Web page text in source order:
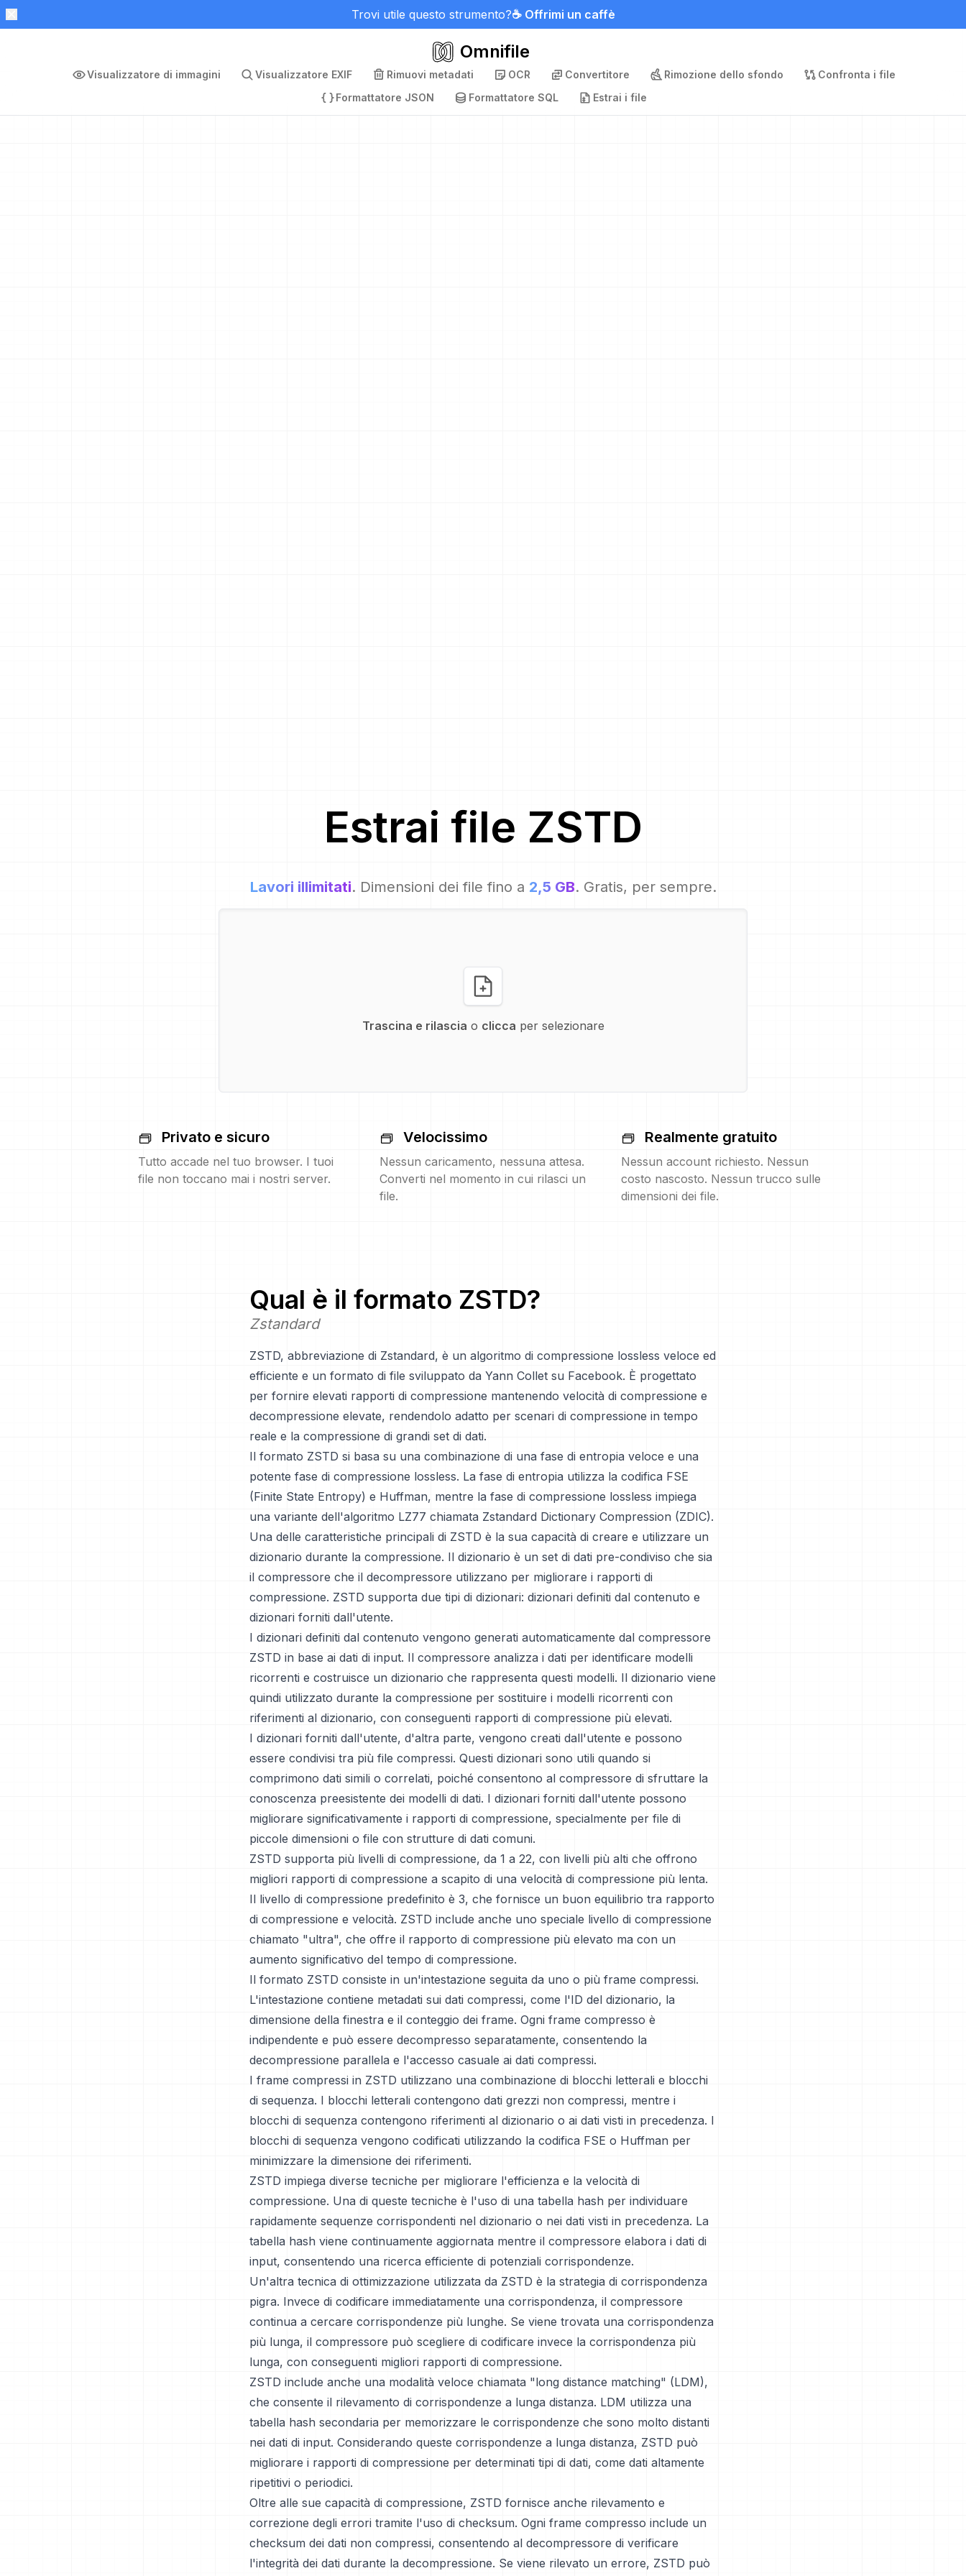
Trovi utile questo strumento?☕ Offrimi un caffè
Omnifile
Visualizzatore di immagini Visualizzatore EXIF Rimuovi metadati OCR Convertitore Rimozione dello sfondo
Confronta i file
Formattatore JSON
Formattatore SQL Estrai i file
Estrai file ZSTD
Lavori illimitati. Dimensioni dei file fino a 2,5 GB. Gratis, per sempre.
Trascina e rilascia o clicca per selezionare
Privato e sicuro
Tutto accade nel tuo browser. I tuoi
file non toccano mai i nostri server.
Velocissimo
Nessun caricamento, nessuna attesa.
Converti nel momento in cui rilasci un
file.
Realmente gratuito
Nessun account richiesto. Nessun
costo nascosto. Nessun trucco sulle
dimensioni dei file.
Qual è il formato ZSTD?
Zstandard
ZSTD, abbreviazione di Zstandard, è un algoritmo di compressione lossless veloce ed
efficiente e un formato di file sviluppato da Yann Collet su Facebook. È progettato
per fornire elevati rapporti di compressione mantenendo velocità di compressione e
decompressione elevate, rendendolo adatto per scenari di compressione in tempo
reale e la compressione di grandi set di dati.
Il formato ZSTD si basa su una combinazione di una fase di entropia veloce e una
potente fase di compressione lossless. La fase di entropia utilizza la codifica FSE
(Finite State Entropy) e Huffman, mentre la fase di compressione lossless impiega
una variante dell'algoritmo LZ77 chiamata Zstandard Dictionary Compression (ZDIC).
Una delle caratteristiche principali di ZSTD è la sua capacità di creare e utilizzare un
dizionario durante la compressione. Il dizionario è un set di dati pre-condiviso che sia
il compressore che il decompressore utilizzano per migliorare i rapporti di
compressione. ZSTD supporta due tipi di dizionari: dizionari definiti dal contenuto e
dizionari forniti dall'utente.
I dizionari definiti dal contenuto vengono generati automaticamente dal compressore
ZSTD in base ai dati di input. Il compressore analizza i dati per identificare modelli
ricorrenti e costruisce un dizionario che rappresenta questi modelli. Il dizionario viene
quindi utilizzato durante la compressione per sostituire i modelli ricorrenti con
riferimenti al dizionario, con conseguenti rapporti di compressione più elevati.
I dizionari forniti dall'utente, d'altra parte, vengono creati dall'utente e possono
essere condivisi tra più file compressi. Questi dizionari sono utili quando si
comprimono dati simili o correlati, poiché consentono al compressore di sfruttare la
conoscenza preesistente dei modelli di dati. I dizionari forniti dall'utente possono
migliorare significativamente i rapporti di compressione, specialmente per file di
piccole dimensioni o file con strutture di dati comuni.
ZSTD supporta più livelli di compressione, da 1 a 22, con livelli più alti che offrono
migliori rapporti di compressione a scapito di una velocità di compressione più lenta.
Il livello di compressione predefinito è 3, che fornisce un buon equilibrio tra rapporto
di compressione e velocità. ZSTD include anche uno speciale livello di compressione
chiamato "ultra", che offre il rapporto di compressione più elevato ma con un
aumento significativo del tempo di compressione.
Il formato ZSTD consiste in un'intestazione seguita da uno o più frame compressi.
L'intestazione contiene metadati sui dati compressi, come l'ID del dizionario, la
dimensione della finestra e il conteggio dei frame. Ogni frame compresso è
indipendente e può essere decompresso separatamente, consentendo la
decompressione parallela e l'accesso casuale ai dati compressi.
I frame compressi in ZSTD utilizzano una combinazione di blocchi letterali e blocchi
di sequenza. I blocchi letterali contengono dati grezzi non compressi, mentre i
blocchi di sequenza contengono riferimenti al dizionario o ai dati visti in precedenza. I
blocchi di sequenza vengono codificati utilizzando la codifica FSE o Huffman per
minimizzare la dimensione dei riferimenti.
ZSTD impiega diverse tecniche per migliorare l'efficienza e la velocità di
compressione. Una di queste tecniche è l'uso di una tabella hash per individuare
rapidamente sequenze corrispondenti nel dizionario o nei dati visti in precedenza. La
tabella hash viene continuamente aggiornata mentre il compressore elabora i dati di
input, consentendo una ricerca efficiente di potenziali corrispondenze.
Un'altra tecnica di ottimizzazione utilizzata da ZSTD è la strategia di corrispondenza
pigra. Invece di codificare immediatamente una corrispondenza, il compressore
continua a cercare corrispondenze più lunghe. Se viene trovata una corrispondenza
più lunga, il compressore può scegliere di codificare invece la corrispondenza più
lunga, con conseguenti migliori rapporti di compressione.
ZSTD include anche una modalità veloce chiamata "long distance matching" (LDM),
che consente il rilevamento di corrispondenze a lunga distanza. LDM utilizza una
tabella hash secondaria per memorizzare le corrispondenze che sono molto distanti
nei dati di input. Considerando queste corrispondenze a lunga distanza, ZSTD può
migliorare i rapporti di compressione per determinati tipi di dati, come dati altamente
ripetitivi o periodici.
Oltre alle sue capacità di compressione, ZSTD fornisce anche rilevamento e
correzione degli errori tramite l'uso di checksum. Ogni frame compresso include un
checksum dei dati non compressi, consentendo al decompressore di verificare
l'integrità dei dati durante la decompressione. Se viene rilevato un errore, ZSTD può